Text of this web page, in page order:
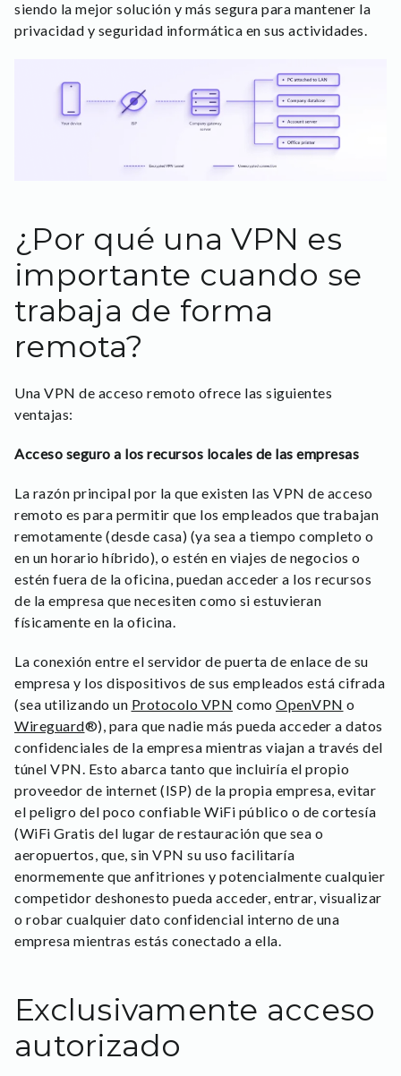
siendo la mejor solución y más segura para mantener la
privacidad y seguridad informática en sus actividades.
¿Por qué una VPN es
importante cuando se
trabaja de forma
remota?
Una VPN de acceso remoto ofrece las siguientes
ventajas:
Acceso seguro a los recursos locales de las empresas
La razón principal por la que existen las VPN de acceso
remoto es para permitir que los empleados que trabajan
remotamente (desde casa) (ya sea a tiempo completo o
en un horario híbrido), o estén en viajes de negocios o
estén fuera de la oficina, puedan acceder a los recursos
de la empresa que necesiten como si estuvieran
físicamente en la oficina.
La conexión entre el servidor de puerta de enlace de su
empresa y los dispositivos de sus empleados está cifrada
(sea utilizando un Protocolo VPN como OpenVPN o
Wireguard®), para que nadie más pueda acceder a datos
confidenciales de la empresa mientras viajan a través del
túnel VPN. Esto abarca tanto que incluiría el propio
proveedor de internet (ISP) de la propia empresa, evitar
el peligro del poco confiable WiFi público o de cortesía
(WiFi Gratis del lugar de restauración que sea o
aeropuertos, que, sin VPN su uso facilitaría
enormemente que anfitriones y potencialmente cualquier
competidor deshonesto pueda acceder, entrar, visualizar
o robar cualquier dato confidencial interno de una
empresa mientras estás conectado a ella.
Exclusivamente acceso
autorizado